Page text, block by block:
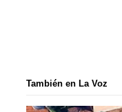
También en La Voz